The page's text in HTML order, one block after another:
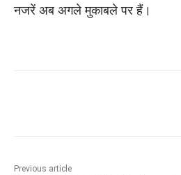
नजरें अब अगले मुकाबले पर हैं।
Previous article